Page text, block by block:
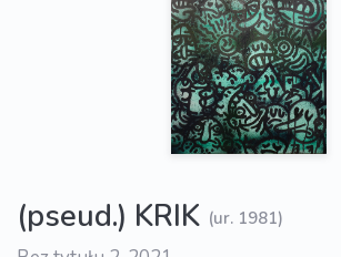
(pseud.) KRIK (ur. 1981)